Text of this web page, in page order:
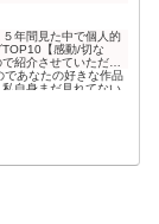
年間見た中で個人的
【感動/切な
紹介させていただき
であなたの好きな作品
自身まだ見れてない